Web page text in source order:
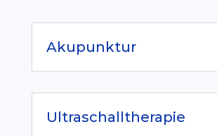
Akupunktur
Ultraschalltherapie